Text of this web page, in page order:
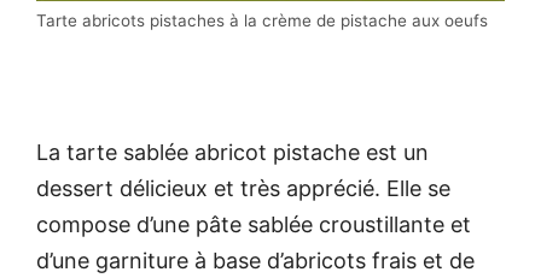
Tarte abricots pistaches à la crème de pistache aux oeufs
La tarte sablée abricot pistache est un
dessert délicieux et très apprécié. Elle se
compose d’une pâte sablée croustillante et
d’une garniture à base d’abricots frais et de